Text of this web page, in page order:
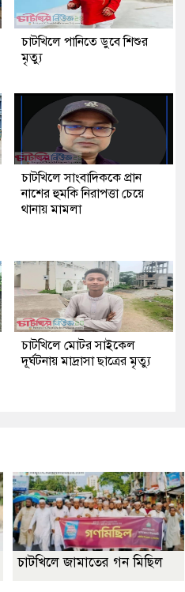
চাটখিলে পানিতে ডুবে শিশুর
মৃত্যু
চাটখিলে সাংবাদিককে প্রান
নাশের হুমকি নিরাপত্তা চেয়ে
থানায় মামলা
চাটখিলে মোটর সাইকেল
দূর্ঘটনায় মাদ্রাসা ছাত্রের মৃত্যু
চাটখিলে জামাতের গন মিছিল